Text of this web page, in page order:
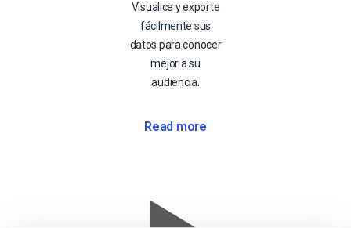
Visualice y exporte
fácilmente sus
datos para conocer
mejor a su
audiencia.
Read more